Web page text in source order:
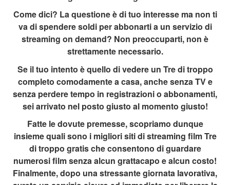
Come dici? La questione è di tuo interesse ma non ti
va di spendere soldi per abbonarti a un servizio di
streaming on demand? Non preoccuparti, non è
strettamente necessario.
Se il tuo intento è quello di vedere un Tre di troppo
completo comodamente a casa, anche senza TV e
senza perdere tempo in registrazioni o abbonamenti,
sei arrivato nel posto giusto al momento giusto!
Fatte le dovute premesse, scopriamo dunque
insieme quali sono i migliori siti di streaming film Tre
di troppo gratis che consentono di guardare
numerosi film senza alcun grattacapo e alcun costo!
Finalmente, dopo una stressante giornata lavorativa,